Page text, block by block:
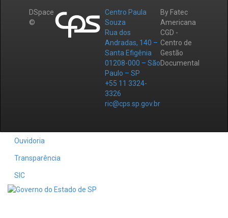
DSpace
©
Centro Paula
Souza
Rua dos
Andradas, 140 –
Santa Efigênia
01208-000 – São
Paulo – SP
+55 11 3324-
3326
ric@cps.sp.gov.br
By Fatec
Americana
CGD -
Centro de
Gestão
Documental
Ouvidoria
Transparência
SIC